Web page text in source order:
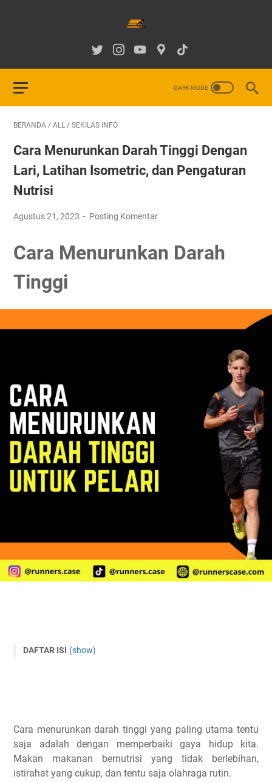
BERANDA / ALL / SEKILAS INFO
Cara Menurunkan Darah Tinggi Dengan
Lari, Latihan Isometric, dan Pengaturan
Nutrisi
Agustus 21, 2023 Posting Komentar
Cara Menurunkan Darah
Tinggi
DAFTAR ISI (show)
Terlalu banyak garam
Rendahnya kadar kalium
Konsumsi alkohol berlebihan
Cara menurunkan darah tinggi yang paling utama tentu
saja adalah dengan memperbaiki gaya hidup kita.
Makan makanan bernutrisi yang tidak berlebihan,
istirahat yang cukup, dan tentu saja olahraga rutin.